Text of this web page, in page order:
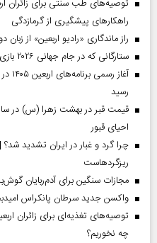
توصیه‌های طب سنتی برای زائران
راهکارهای پیشگیری از گرمازدگی
راز ماندگاری «رادیو اربعین» از
ستارگانی که در جام جهانی ۲۰۲۶ بازی نکردند
رسید
احیای قبور
چرا گرد و غبار در ایران تشدید شد؟
ریزگردهاست
مجازات سنگین برای آدم‌ربایان
واکسن جدید سرطان پانکراس
چه نخوریم؟